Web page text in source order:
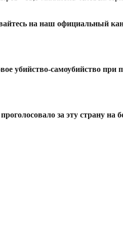
на наш официальный
убийство-самоубийство
за эту страну на